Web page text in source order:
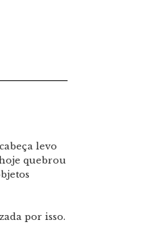
levo
quebrou
por isso.